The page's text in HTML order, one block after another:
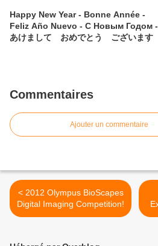
Happy New Year - Bonne Année -
Feliz Año Nuevo - С Новым Годом -
あけまして おめでとう ございます
Commentaires
Ajouter un commentaire
< 2012 Olympus BioScapes
Digital Imaging Competition!